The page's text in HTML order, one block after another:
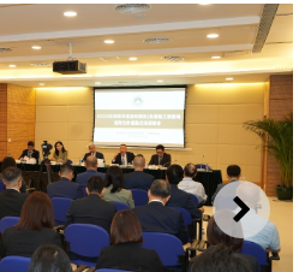
下一